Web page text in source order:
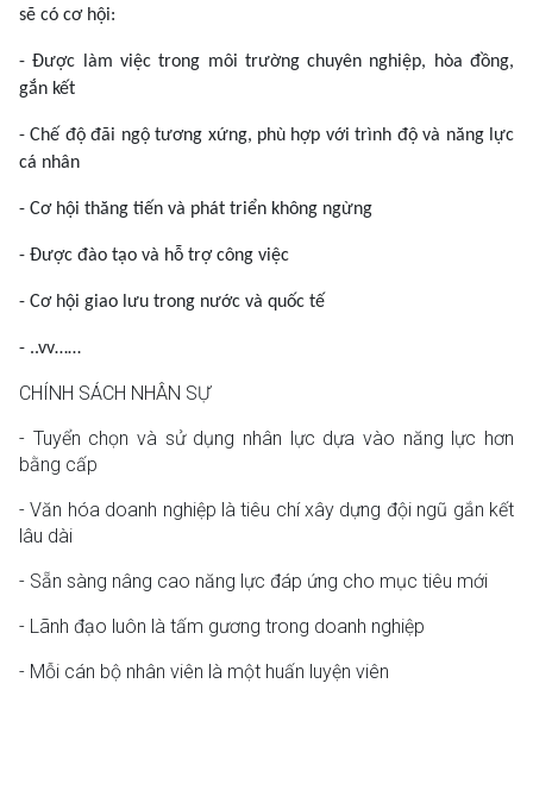
sẽ có cơ hội:
- Được làm việc trong môi trường chuyên nghiệp, hòa đồng,
gắn kết
- Chế độ đãi ngộ tương xứng, phù hợp với trình độ và năng lực
cá nhân
- Cơ hội thăng tiến và phát triển không ngừng
- Được đào tạo và hỗ trợ công việc
- Cơ hội giao lưu trong nước và quốc tế
- ..vv……
CHÍNH SÁCH NHÂN SỰ
- Tuyển chọn và sử dụng nhân lực dựa vào năng lực hơn
bằng cấp
- Văn hóa doanh nghiệp là tiêu chí xây dựng đội ngũ gắn kết
lâu dài
- Sẵn sàng nâng cao năng lực đáp ứng cho mục tiêu mới
- Lãnh đạo luôn là tấm gương trong doanh nghiệp
- Mỗi cán bộ nhân viên là một huấn luyện viên